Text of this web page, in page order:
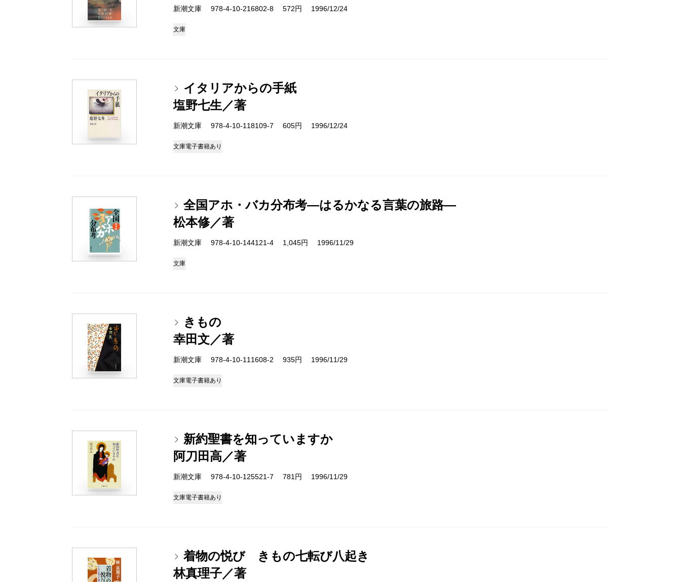
新潮文庫 978-4-10-216802-8 572円 1996/12/24
文庫
イタリアからの手紙
塩野七生／著
新潮文庫 978-4-10-118109-7 605円 1996/12/24
文庫電子書籍あり
全国アホ・バカ分布考―はるかなる言葉の旅路―
松本修／著
新潮文庫 978-4-10-144121-4 1,045円 1996/11/29
文庫
きもの
幸田文／著
新潮文庫 978-4-10-111608-2 935円 1996/11/29
文庫電子書籍あり
新約聖書を知っていますか
阿刀田高／著
新潮文庫 978-4-10-125521-7 781円 1996/11/29
文庫電子書籍あり
着物の悦び きもの七転び八起き
林真理子／著